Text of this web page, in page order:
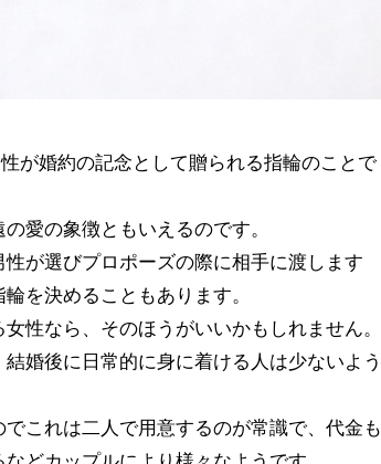
が婚約の記念として贈られる指輪のことで
愛の象徴ともいえるのです。
が選びプロポーズの際に相手に渡します
を決めることもあります。
性なら、そのほうがいいかもしれません。
婚後に日常的に身に着ける人は少ないよう
これは二人で用意するのが常識で、代金も